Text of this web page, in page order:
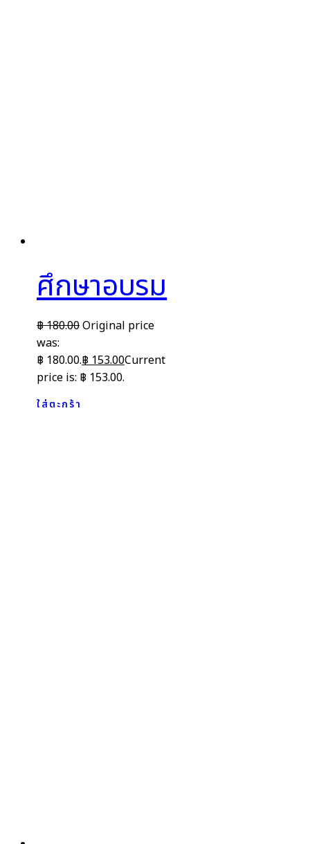
ศึกษาอบรม
฿180.00Original price
was:
฿ 180.00.฿153.00Current
price is: ฿ 153.00.
ใส่ตะกร้า